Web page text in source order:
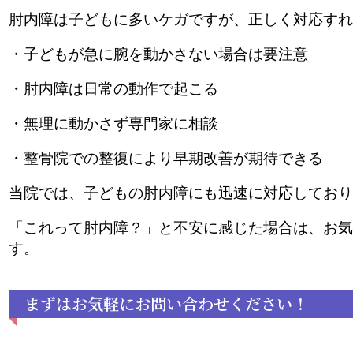
肘内障は子どもに多いケガですが、正しく対応す
・子どもが急に腕を動かさない場合は要注意
・肘内障は日常の動作で起こる
・無理に動かさず専門家に相談
・整骨院での整復により早期改善が期待できる
当院では、子どもの肘内障にも迅速に対応してお
「これって肘内障？」と不安に感じた場合は、
す。
まずはお気軽にお問い合わせください！